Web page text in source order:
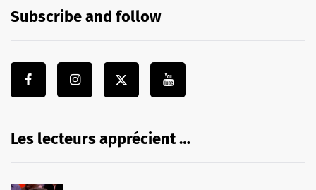
Subscribe and follow
Les lecteurs apprécient …